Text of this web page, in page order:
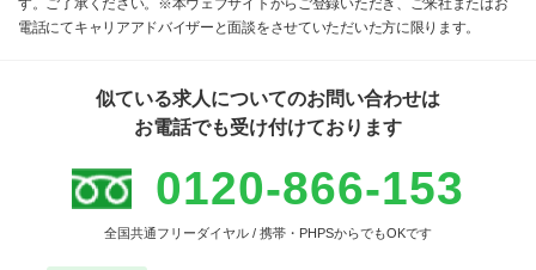
す。ご了承ください。※本ウェブサイトからご登録いただき、ご来社またはお
電話にてキャリアアドバイザーと面談をさせていただいた方に限ります。
似ている求人についてのお問い合わせは
お電話でも受け付けております
0120-866-153
全国共通フリーダイヤル / 携帯・PHPSからでもOKです